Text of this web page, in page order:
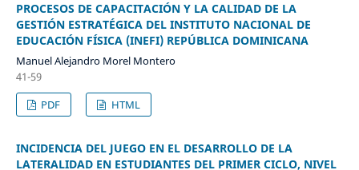
PROCESOS DE CAPACITACIÓN Y LA CALIDAD DE LA
GESTIÓN ESTRATÉGICA DEL INSTITUTO NACIONAL DE
EDUCACIÓN FÍSICA (INEFI) REPÚBLICA DOMINICANA
Manuel Alejandro Morel Montero
41-59
PDF
HTML
INCIDENCIA DEL JUEGO EN EL DESARROLLO DE LA
LATERALIDAD EN ESTUDIANTES DEL PRIMER CICLO, NIVEL